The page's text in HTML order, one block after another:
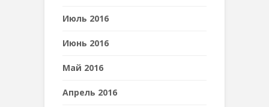
Июль 2016
Июнь 2016
Май 2016
Апрель 2016